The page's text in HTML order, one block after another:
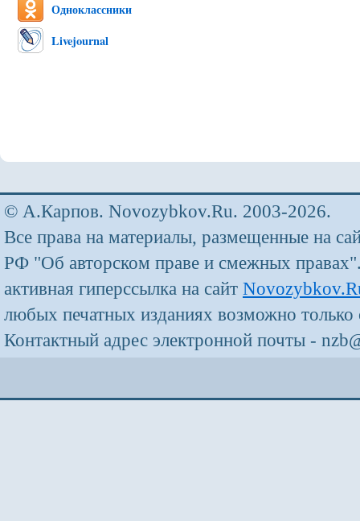
Одноклассники
Livejournal
© А.Карпов. Novozybkov.Ru. 2003-2026.
Все права на материалы, размещенные на
РФ "Об авторском праве и смежных
активная гиперссылка на сайт
любых печатных изданиях возможно только
Контактный адрес электронной почты -